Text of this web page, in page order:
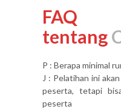
FAQ
tentang
P : Berapa minimal
J : Pelatihan ini
peserta, tetapi
peserta